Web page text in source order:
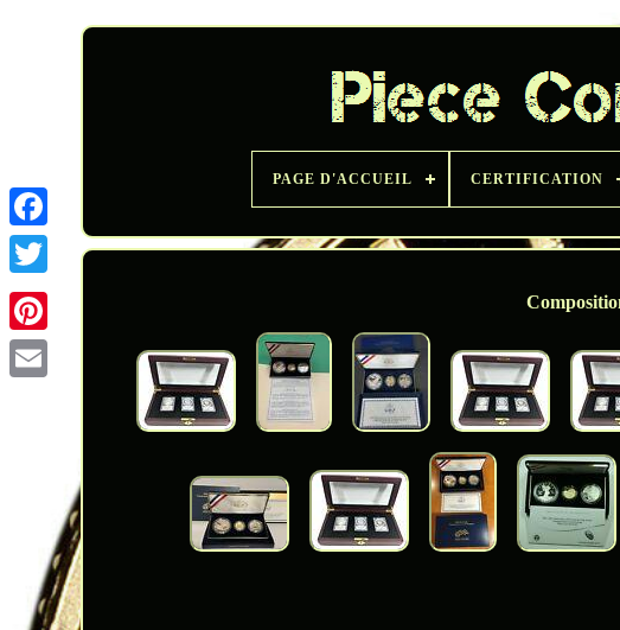
Twitter
PAGE D'ACCUEIL CERTIFICATION